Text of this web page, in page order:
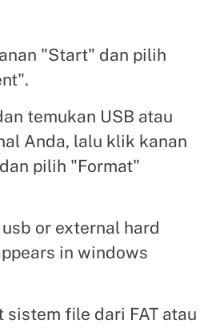
"Start" dan pilih
temukan USB atau
Anda, lalu klik kanan
pilih "Format"
sistem file dari FAT atau